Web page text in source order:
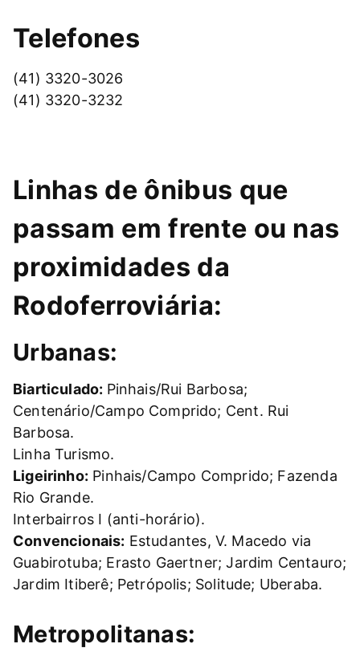
Telefones
(41) 3320-3026
(41) 3320-3232
Linhas de ônibus que
passam em frente ou nas
proximidades da
Rodoferroviária:
Urbanas:
Biarticulado: Pinhais/Rui Barbosa;
Centenário/Campo Comprido; Cent. Rui
Barbosa.
Linha Turismo.
Ligeirinho: Pinhais/Campo Comprido; Fazenda
Rio Grande.
Interbairros I (anti-horário).
Convencionais: Estudantes, V. Macedo via
Guabirotuba; Erasto Gaertner; Jardim Centauro;
Jardim Itiberê; Petrópolis; Solitude; Uberaba.
Metropolitanas: